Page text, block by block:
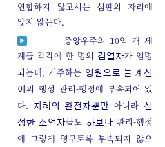
연합하지 않고서는 심판의 자리에
앉지 않는다.
중앙우주의 10억 개 세
계들 각각에 한 명의
검열자가 임명
되는데, 거주하는 영원으로 늘 계신
이의 행성 관리-행정에 부속되어 있
다.
지혜의 완전자뿐만 아니라신
성한 조언자들도 하보나 관리-행정
에 그렇게 영구토록 부속되지 않으